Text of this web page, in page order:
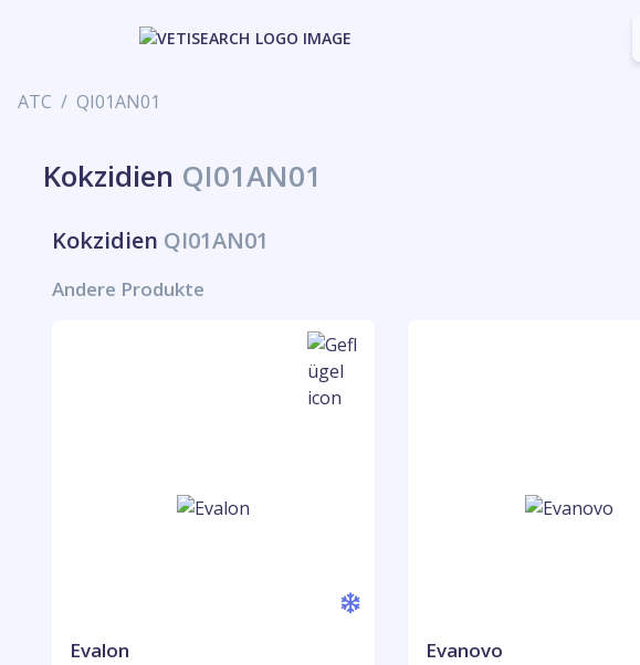
ATC QI01AN01
Kokzidien QI01AN01
Kokzidien QI01AN01
Andere Produkte
Evalon Evanovo